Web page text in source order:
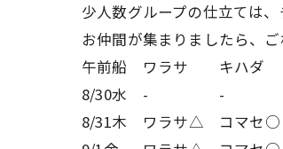
少人数グループの仕立ては
お仲間が集まりましたら、ご
午前船
ワラサ キハダ
8/30水
- -
8/31木
ワラサ△ コマセ○